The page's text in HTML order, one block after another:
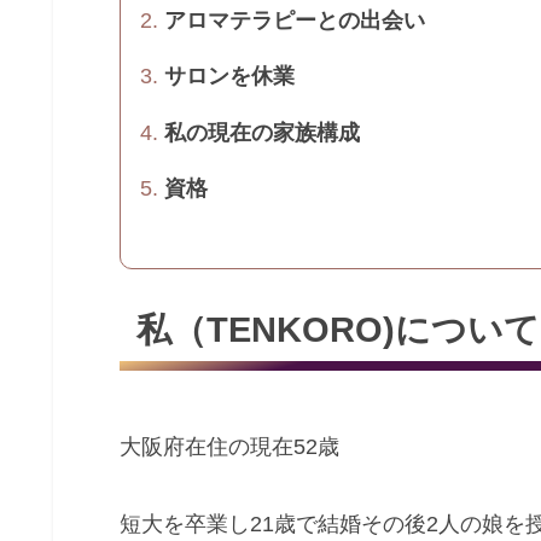
アロマテラピーとの出会い
サロンを休業
私の現在の家族構成
資格
私（TENKORO)について
大阪府在住の現在52歳
短大を卒業し21歳で結婚その後2人の娘を